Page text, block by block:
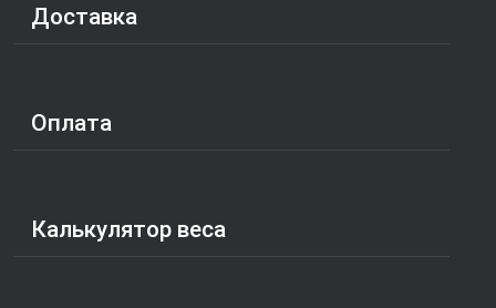
Доставка
Оплата
Калькулятор веса